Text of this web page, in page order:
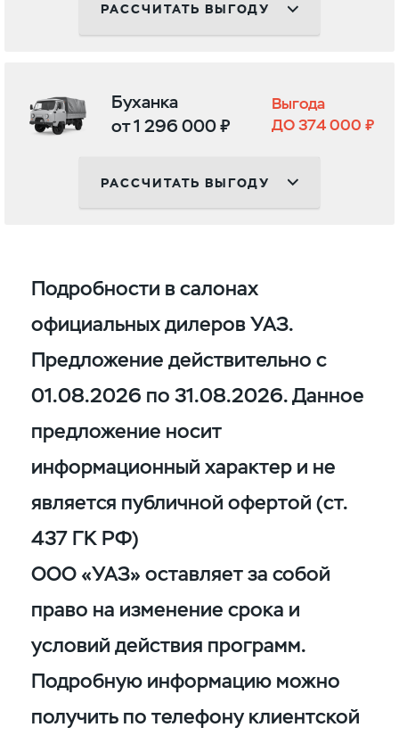
РАССЧИТАТЬ ВЫГОДУ
Буханка
от 1 296 000 ₽
Выгода
ДО 374 000 ₽
РАССЧИТАТЬ ВЫГОДУ
Подробности в салонах
официальных дилеров УАЗ.
Предложение действительно с
01.08.2026 по 31.08.2026. Данное
предложение носит
информационный характер и не
является публичной офертой (ст.
437 ГК РФ)
ООО «УАЗ» оставляет за собой
право на изменение срока и
условий действия программ.
Подробную информацию можно
получить по телефону клиентской